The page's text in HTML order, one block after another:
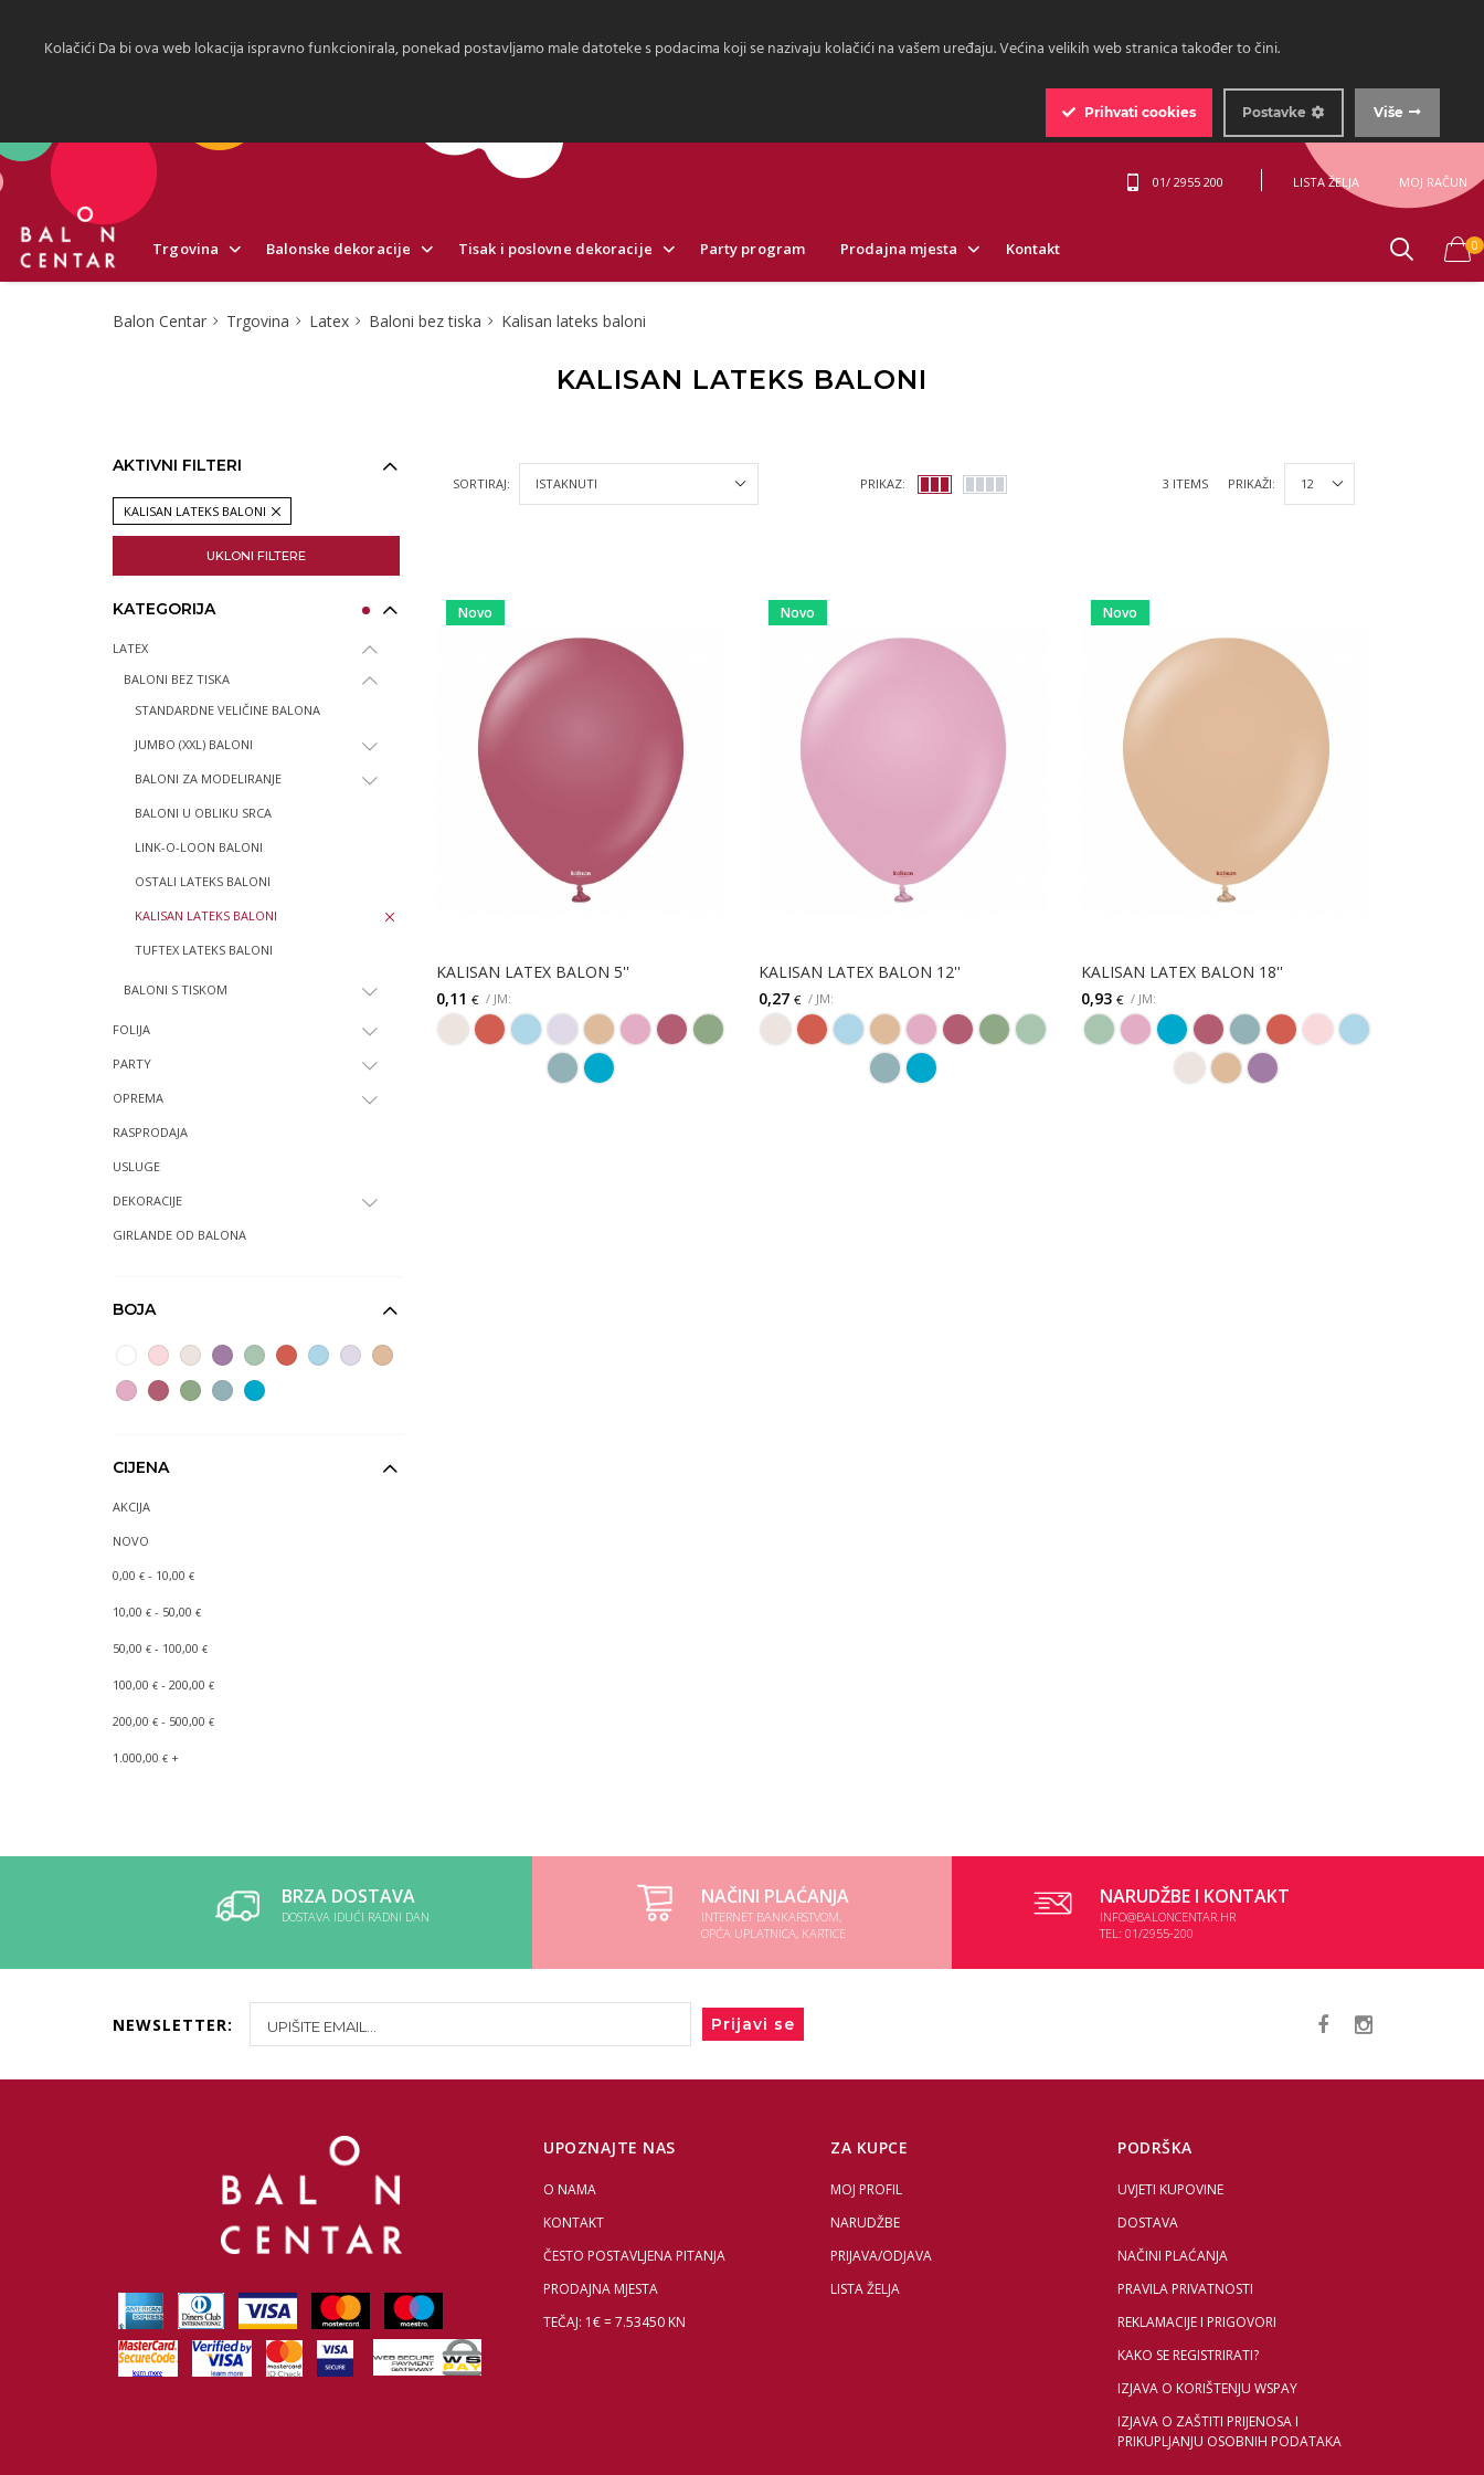
01/ 2955 200 LISTA ŽELJA MOJ RAČUN
Trgovina Balonske dekoracije Tisak i poslovne dekoracije Party program Prodajna mjesta Kontakt 0
Balon Centar Trgovina Latex Baloni bez tiska Kalisan lateks baloni
KALISAN LATEKS BALONI
AKTIVNI FILTERI
KALISAN LATEKS BALONI
UKLONI FILTERE
KATEGORIJA
LATEX
BALONI BEZ TISKA
STANDARDNE VELIČINE BALONA
JUMBO (XXL) BALONI
BALONI ZA MODELIRANJE
BALONI U OBLIKU SRCA
LINK-O-LOON BALONI
OSTALI LATEKS BALONI
KALISAN LATEKS BALONI
TUFTEX LATEKS BALONI
BALONI S TISKOM
FOLIJA
PARTY
OPREMA
RASPRODAJA
USLUGE
DEKORACIJE
GIRLANDE OD BALONA
BOJA
CIJENA
AKCIJA
NOVO
0,00 € - 10,00 €
10,00 € - 50,00 €
50,00 € - 100,00 €
100,00 € - 200,00 €
200,00 € - 500,00 €
1.000,00 € +
SORTIRAJ: PRIKAZ: 3 ITEMS PRIKAŽI:
Novo
KALISAN LATEX BALON 5''
0,11 € / JM:
Novo
KALISAN LATEX BALON 12''
0,27 € / JM:
Novo
KALISAN LATEX BALON 18''
0,93€ / JM:
BRZA DOSTAVA
DOSTAVA IDUĆI RADNI DAN
NAČINI PLAĆANJA
INTERNET BANKARSTVOM,
OPĆA UPLATNICA, KARTICE
NARUDŽBE I KONTAKT
INFO@BALONCENTAR.HR
TEL: 01/2955-200
NEWSLETTER: Prijavi se
UPOZNAJTE NAS
O NAMA
KONTAKT
ČESTO POSTAVLJENA PITANJA
PRODAJNA MJESTA
TEČAJ: 1€ = 7.53450 KN
ZA KUPCE
MOJ PROFIL
NARUDŽBE
PRIJAVA/ODJAVA
LISTA ŽELJA
PODRŠKA
UVJETI KUPOVINE
DOSTAVA
NAČINI PLAĆANJA
PRAVILA PRIVATNOSTI
REKLAMACIJE I PRIGOVORI
KAKO SE REGISTRIRATI?
IZJAVA O KORIŠTENJU WSPAY
IZJAVA O ZAŠTITI PRIJENOSA I
PRIKUPLJANJU OSOBNIH PODATAKA
Kolačići Da bi ova web lokacija ispravno funkcionirala, ponekad postavljamo male datoteke s podacima koji se nazivaju kolačići na vašem uređaju. Većina velikih web stranica također to čini.
Prihvati cookies Više
Postavke